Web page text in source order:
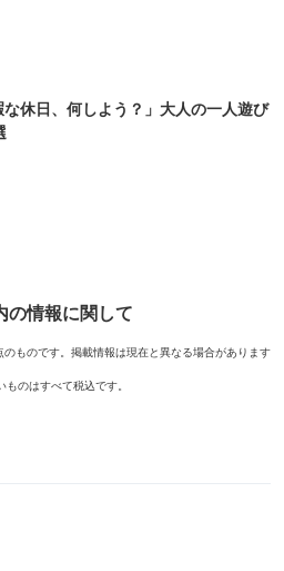
な休日、何しよう？」大人の一人遊び
の情報に関して
ものです。掲載情報は現在と異なる場合があります
のはすべて税込です。